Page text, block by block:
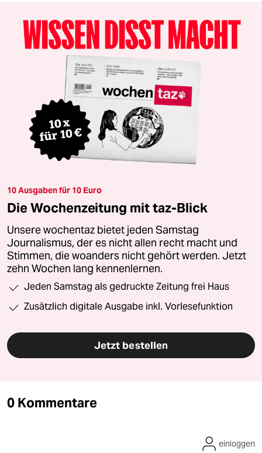
10 Ausgaben für 10 Euro
Die Wochenzeitung mit taz-Blick
Unsere wochentaz bietet jeden Samstag
Journalismus, der es nicht allen recht macht und
Stimmen, die woanders nicht gehört werden. Jetzt
zehn Wochen lang kennenlernen.
Jeden Samstag als gedruckte Zeitung frei Haus
Zusätzlich digitale Ausgabe inkl. Vorlesefunktion
Jetzt bestellen
0 Kommentare
einloggen